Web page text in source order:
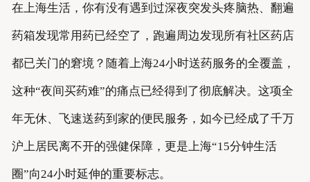
送药服务
在上海生活，你有没有遇到过深夜突发头疼脑热、翻遍
药箱发现常用药已经空了，跑遍周边发现所有社区药店
都已关门的窘境？随着上海24小时送药服务的全覆盖，
这种“夜间买药难”的痛点已经得到了彻底解决。这项全
年无休、飞速送药到家的便民服务，如今已经成了千万
沪上居民离不开的强健保障，更是上海“15分钟生活
圈”向24小时延伸的重要标志。